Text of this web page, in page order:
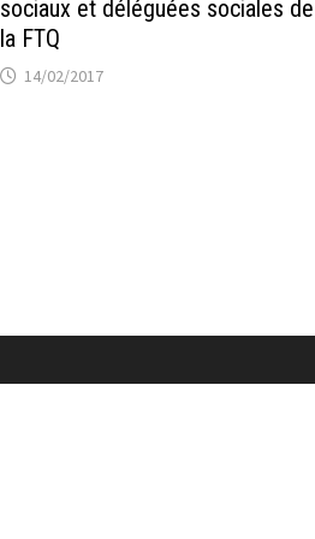
sociaux et déléguées sociales de
la FTQ
14/02/2017